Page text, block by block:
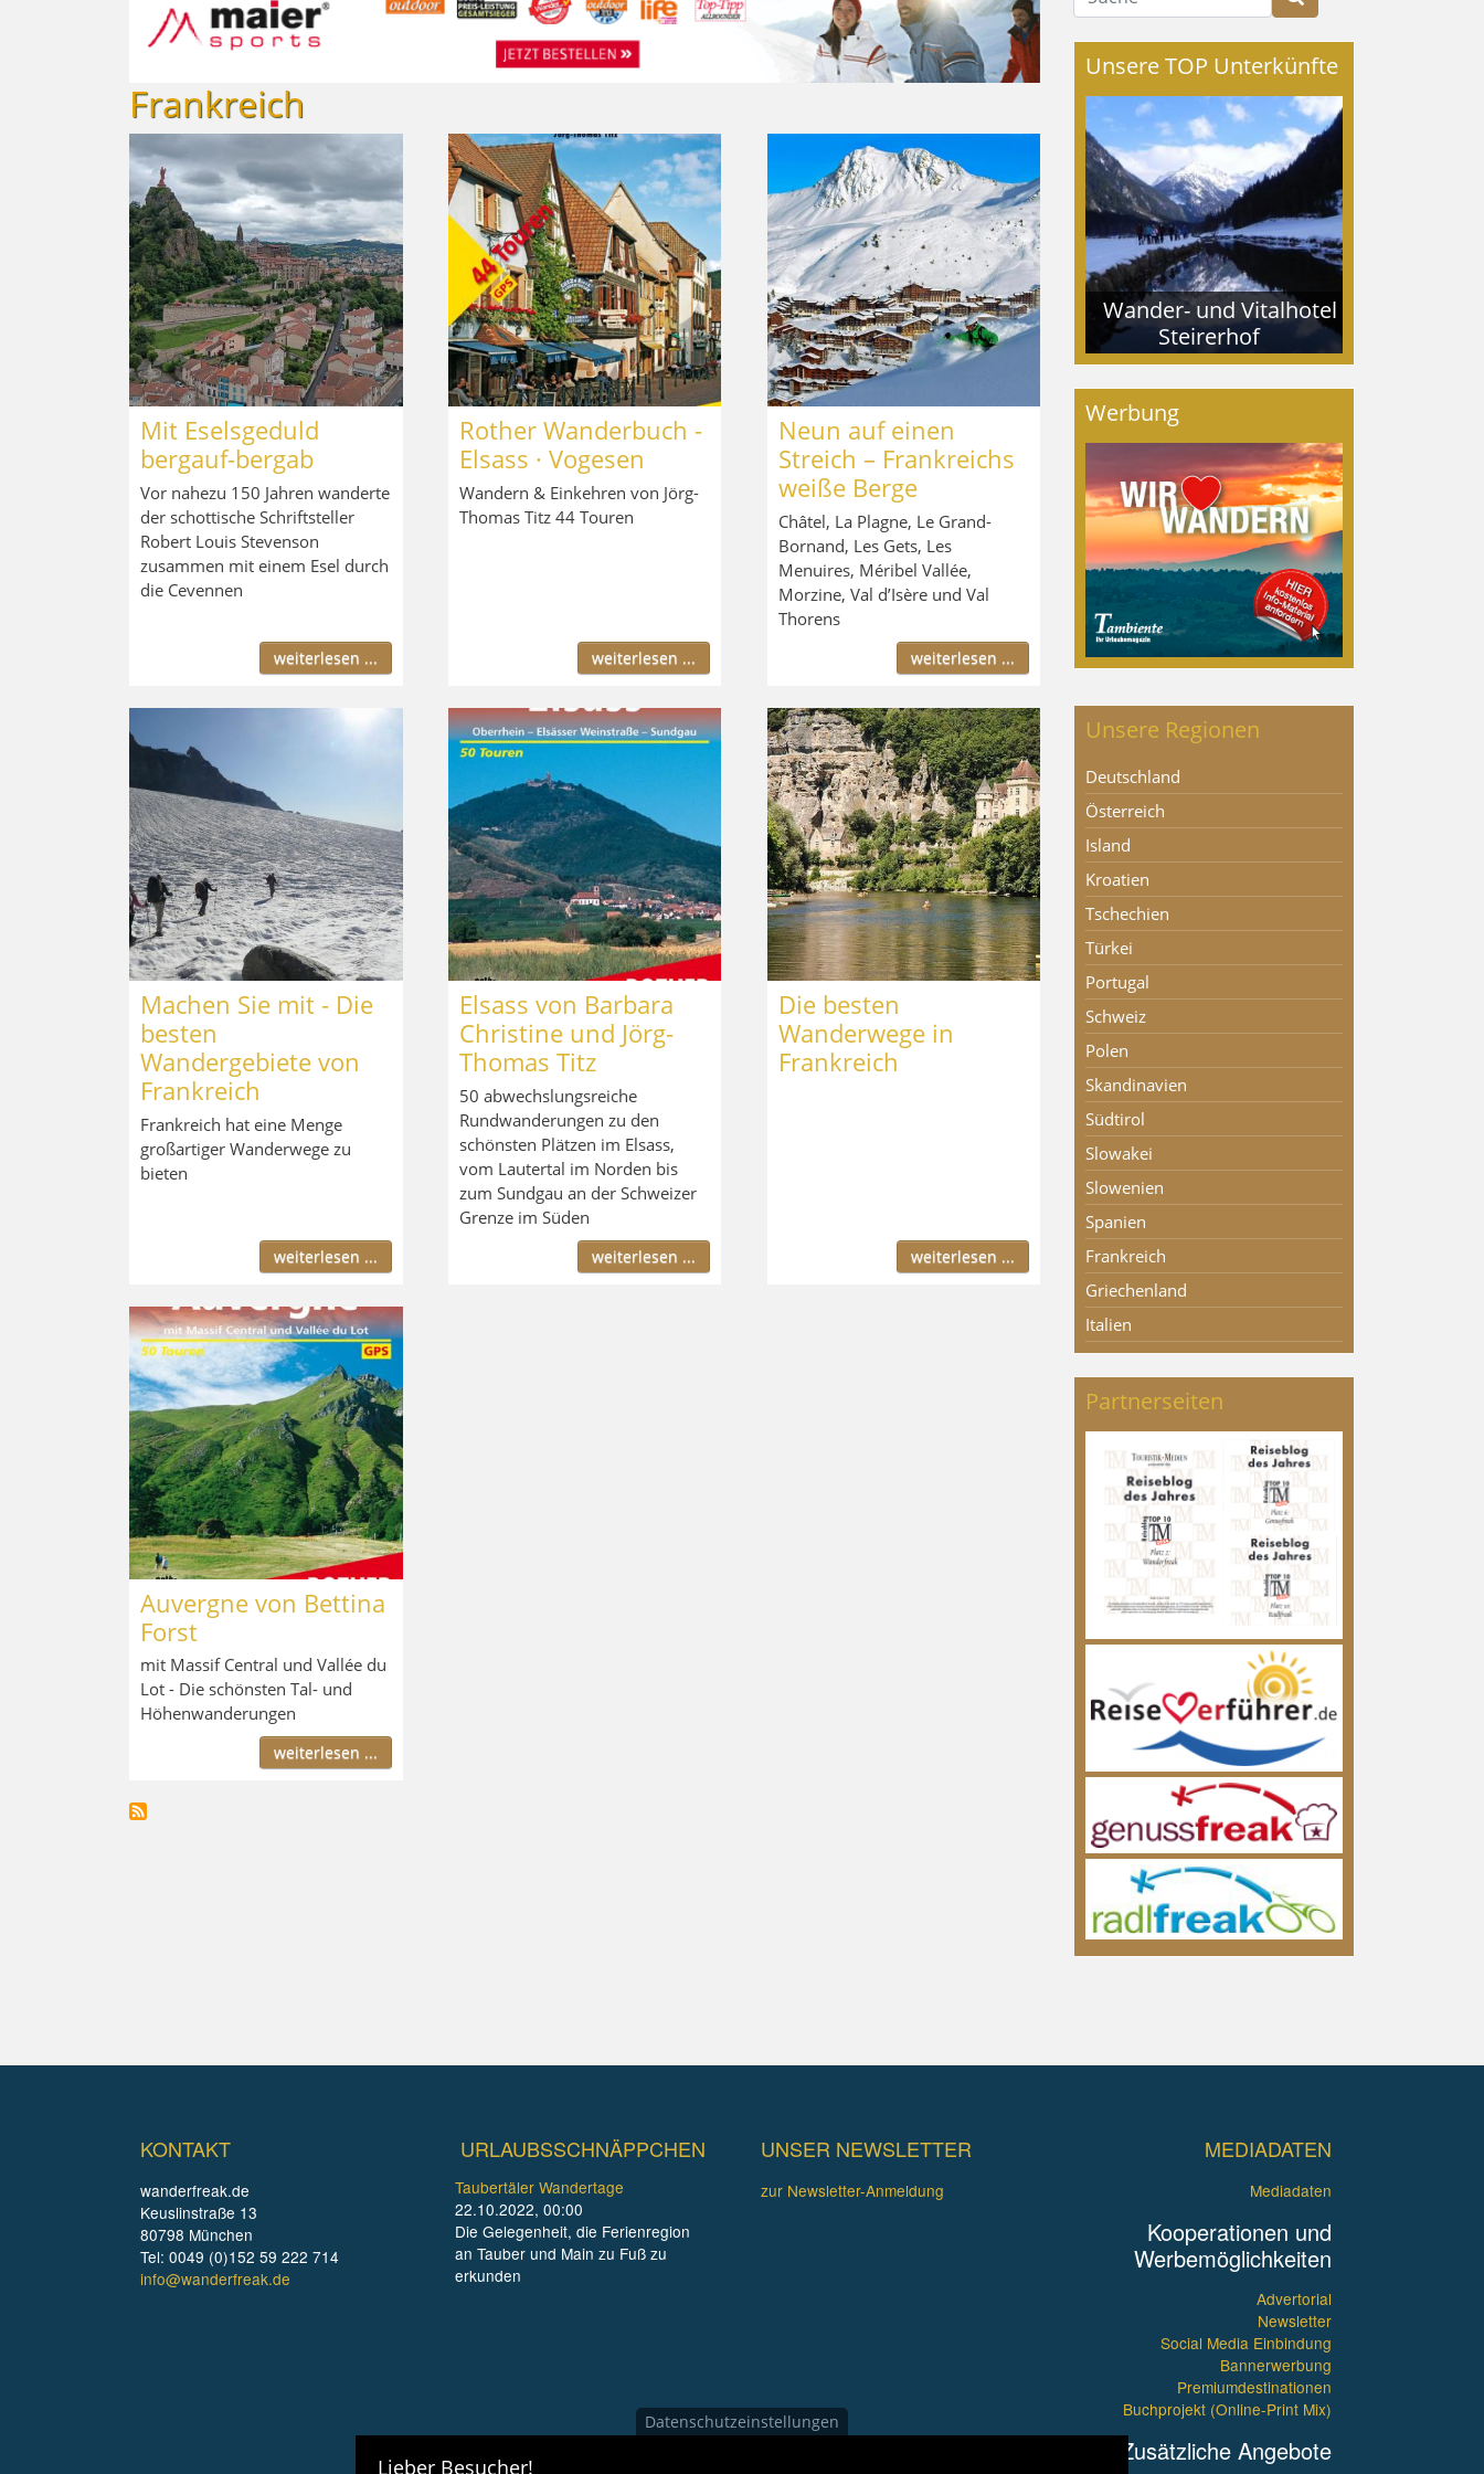
Frankreich
Mit Eselsgeduld
bergauf-bergab
Vor nahezu 150 Jahren wanderte
der schottische Schriftsteller
Robert Louis Stevenson
zusammen mit einem Esel durch
die Cevennen
weiterlesen ...
Rother Wanderbuch -
Elsass · Vogesen
Wandern & Einkehren von Jörg-
Thomas Titz 44 Touren
weiterlesen ...
Neun auf einen
Streich – Frankreichs
weiße Berge
Châtel, La Plagne, Le Grand-
Bornand, Les Gets, Les
Menuires, Méribel Vallée,
Morzine, Val d’Isère und Val
Thorens
weiterlesen ...
Machen Sie mit - Die
besten
Wandergebiete von
Frankreich
Frankreich hat eine Menge
großartiger Wanderwege zu
bieten
weiterlesen ...
Elsass von Barbara
Christine und Jörg-
Thomas Titz
50 abwechslungsreiche
Rundwanderungen zu den
schönsten Plätzen im Elsass,
vom Lautertal im Norden bis
zum Sundgau an der Schweizer
Grenze im Süden
weiterlesen ...
Die besten
Wanderwege in
Frankreich
weiterlesen ...
Auvergne von Bettina
Forst
mit Massif Central und Vallée du
Lot - Die schönsten Tal- und
Höhenwanderungen
weiterlesen ...
Unsere TOP Unterkünfte
Wander- und Vitalhotel
Steirerhof
Werbung
Unsere Regionen
Deutschland
Österreich
Island
Kroatien
Tschechien
Türkei
Portugal
Schweiz
Polen
Skandinavien
Südtirol
Slowakei
Slowenien
Spanien
Frankreich
Griechenland
Italien
Partnerseiten
KONTAKT
wanderfreak.de
Keuslinstraße 13
80798 München
Tel: 0049 (0)152 59 222 714
info@wanderfreak.de
URLAUBSSCHNÄPPCHEN
Taubertäler Wandertage
22.10.2022, 00:00
Die Gelegenheit, die Ferienregion
an Tauber und Main zu Fuß zu
erkunden
UNSER NEWSLETTER
zur Newsletter-Anmeldung
MEDIADATEN
Mediadaten
Kooperationen und
Werbemöglichkeiten
Advertorial
Newsletter
Social Media Einbindung
Bannerwerbung
Premiumdestinationen
Buchprojekt (Online-Print Mix)
Zusätzliche Angebote
Datenschutzeinstellungen
Lieber Besucher!